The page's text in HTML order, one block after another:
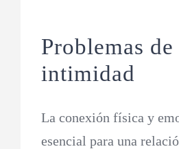
Problemas de
intimidad
La conexión física y
esencial para una